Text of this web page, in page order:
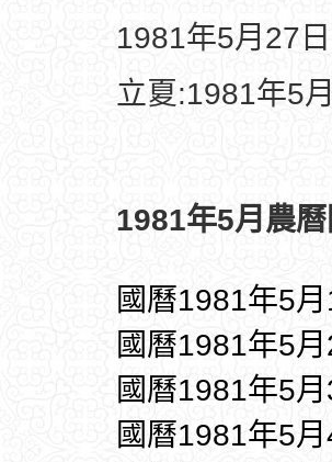
1981年5月27
立夏:1981年5
1981年5月農
國曆1981年5
國曆1981年5
國曆1981年5
國曆1981年5